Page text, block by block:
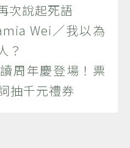
次說起死語
Wei／我以為
？
周年慶登場！票
抽千元禮券